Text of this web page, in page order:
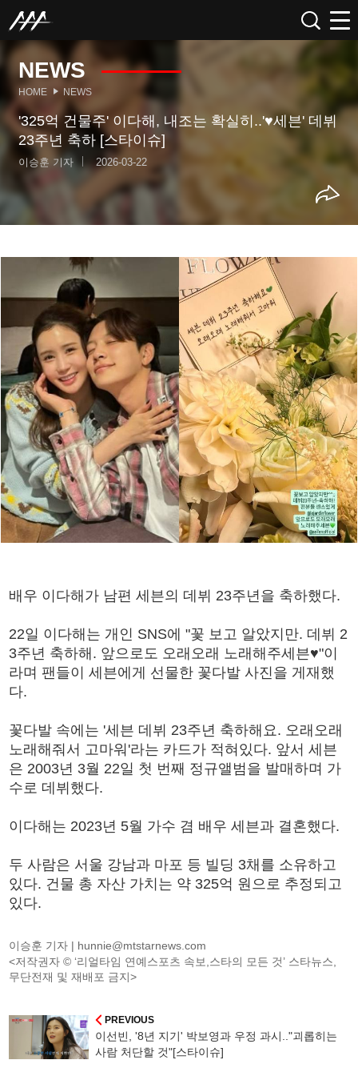
NEWS
HOME NEWS
'325억 건물주' 이다해, 내조는 확실히..'♥세븐' 데뷔
23주년 축하 [스타이슈]
이승훈 기자 2026-03-22
배우 이다해가 남편 세븐의 데뷔 23주년을 축하했다.
22일 이다해는 개인 SNS에 "꽃 보고 알았지만. 데뷔 2
3주년 축하해. 앞으로도 오래오래 노래해주세븐♥"이
라며 팬들이 세븐에게 선물한 꽃다발 사진을 게재했
다.
꽃다발 속에는 '세븐 데뷔 23주년 축하해요. 오래오래
노래해줘서 고마워'라는 카드가 적혀있다. 앞서 세븐
은 2003년 3월 22일 첫 번째 정규앨범을 발매하며 가
수로 데뷔했다.
이다해는 2023년 5월 가수 겸 배우 세븐과 결혼했다.
두 사람은 서울 강남과 마포 등 빌딩 3채를 소유하고
있다. 건물 총 자산 가치는 약 325억 원으로 추정되고
있다.
이승훈 기자 | hunnie@mtstarnews.com
<저작권자 © ‘리얼타임 연예스포츠 속보,스타의 모든 것’ 스타뉴스,
무단전재 및 재배포 금지>
PREVIOUS
이선빈, '8년 지기' 박보영과 우정 과시.."괴롭히는
사람 처단할 것"[스타이슈]